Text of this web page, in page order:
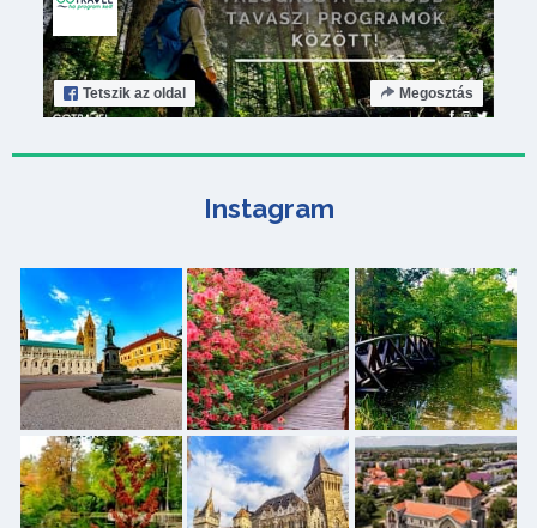
Tetszik az oldal Megosztás
Instagram